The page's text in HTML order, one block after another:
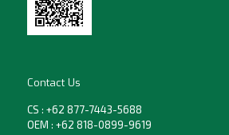
Contact Us
CS : +62 877-7443-5688
OEM : +62 818-0899-9619